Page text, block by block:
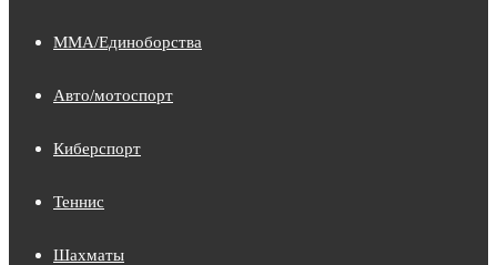
MMA/Единоборства
Авто/мотоспорт
Киберспорт
Теннис
Шахматы